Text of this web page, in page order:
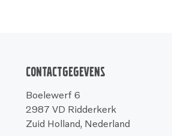
Contactgegevens
Boelewerf 6
2987 VD Ridderkerk
Zuid Holland, Nederland